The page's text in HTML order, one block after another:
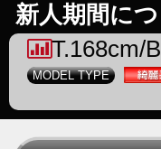
新人期間に
T.168cm/
MODEL TYPE